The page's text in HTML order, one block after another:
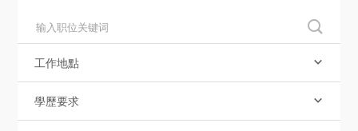
新聞中心
投資者關係

工作地點 
學歷要求 